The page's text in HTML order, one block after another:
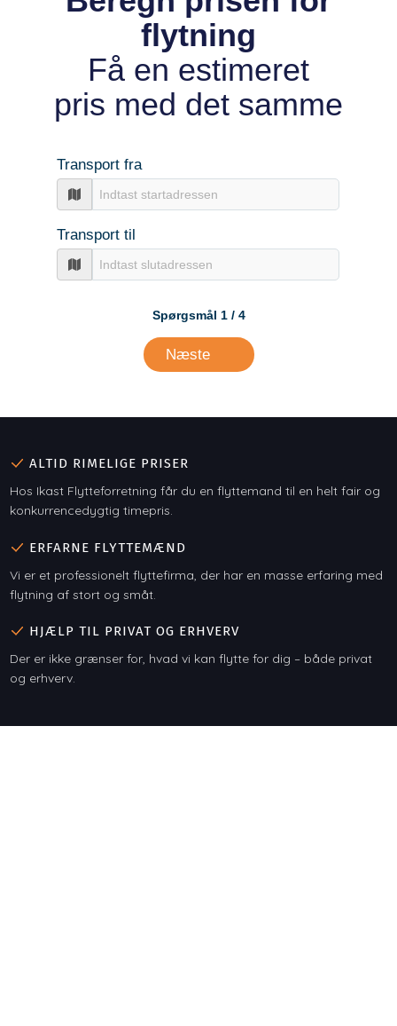
ALTID RIMELIGE PRISER
Hos Ikast Flytteforretning får du en flyttemand til en helt fair og
konkurrencedygtig timepris.
ERFARNE FLYTTEMÆND
Vi er et professionelt flyttefirma, der har en masse erfaring med
flytning af stort og småt.
HJÆLP TIL PRIVAT OG ERHVERV
Der er ikke grænser for, hvad vi kan flytte for dig – både privat
og erhverv.